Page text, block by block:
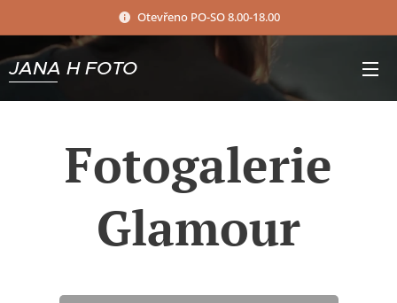
Otevřeno PO-SO 8.00-18.00
JANA H FOTO
Fotogalerie
Glamour